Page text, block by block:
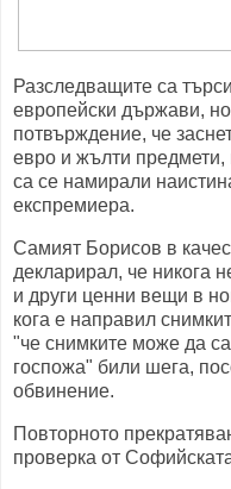
Разследващите са
европейски държави,
потвърждение, че
евро и жълти
са се намирали
експремиера.
Самият Борисов в
декларирал, че никога
и други ценни вещи в
кога е направил
"че снимките може да
госпожа" били шега,
обвинение.
Повторното
проверка от